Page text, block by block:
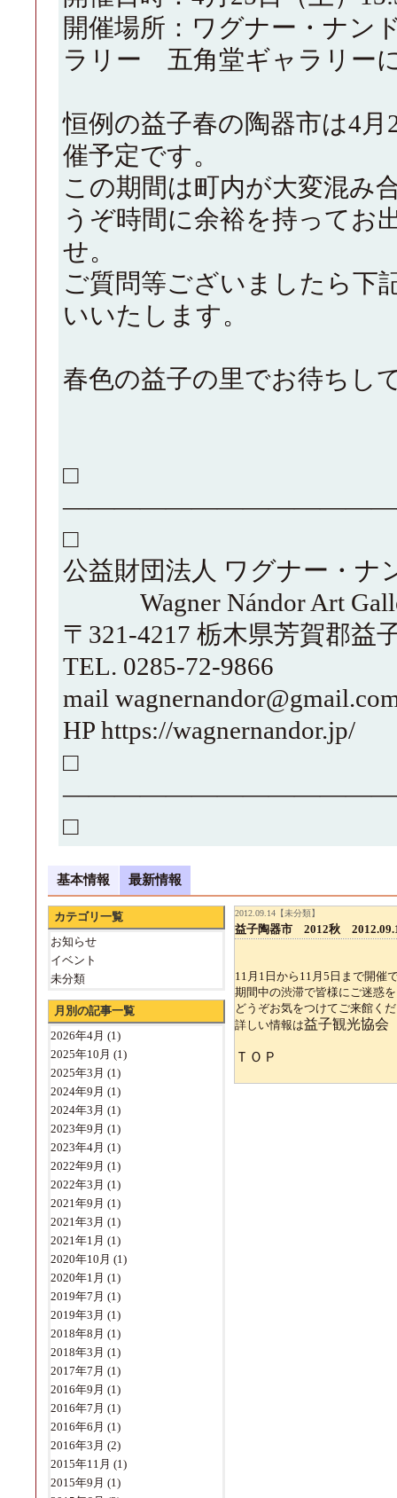
開催場所：ワグナー・ナン
ラリー 五角堂ギャラリー
恒例の益子春の陶器市は4月
催予定です。
この期間は町内が大変混み
うぞ時間に余裕を持ってお
せ。
ご質問等ございましたら下
いいたします。
春色の益子の里でお待ちし
□
□
公益財団法人 ワグナー・ナ
Wagner Nándor Art
〒321-4217 栃木県芳賀郡益
TEL. 0285-72-9866
mail
HP https://wagnernandor.jp/
□
□
基本情報 最新情報
カテゴリ一覧
お知らせ
イベント
未分類
月別の記事一覧
2026年4月 (1)
2025年10月 (1)
2025年3月 (1)
2024年9月 (1)
2024年3月 (1)
2023年9月 (1)
2023年4月 (1)
2022年9月 (1)
2022年3月 (1)
2021年9月 (1)
2021年3月 (1)
2021年1月 (1)
2020年10月 (1)
2020年1月 (1)
2019年7月 (1)
2019年3月 (1)
2018年8月 (1)
2018年3月 (1)
2017年7月 (1)
2016年9月 (1)
2016年7月 (1)
2016年6月 (1)
2016年3月 (2)
2015年11月 (1)
2015年9月 (1)
2012.09.14【未分類】
益子陶器市 2012秋
11月1日から11月5日まで開催
期間中の渋滞で皆様にご迷惑
どうぞお気をつけてご来館く
詳しい情報は益子観光協
ＴＯＰ